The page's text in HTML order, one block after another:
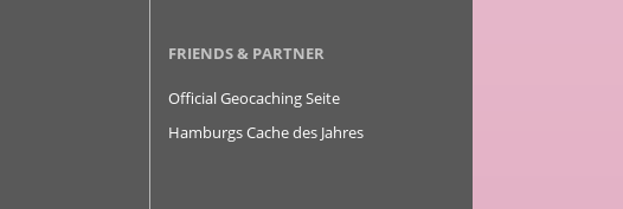
FRIENDS & PARTNER
Official Geocaching Seite
Hamburgs Cache des Jahres